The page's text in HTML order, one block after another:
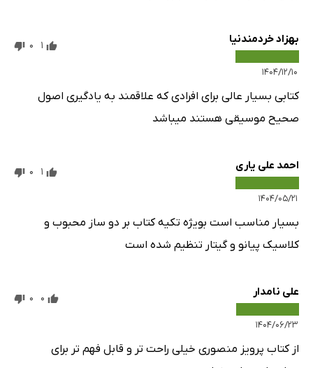
بهزاد خردمندنیا
۱۴۰۴/۱۲/۱۰
1
0
کتابی بسیار عالی برای افرادی که علاقمند به یادگیری اصول
صحیح موسیقی هستند میباشد
احمد علی یاری
۱۴۰۴/۰۵/۲۱
1
0
بسیار مناسب است بویژه تکیه کتاب بر دو ساز محبوب و
کلاسیک پیانو و گیتار تنظیم شده است
علی نامدار
۱۴۰۴/۰۶/۲۳
0
0
از کتاب پرویز منصوری خیلی راحت تر و قابل فهم تر برای